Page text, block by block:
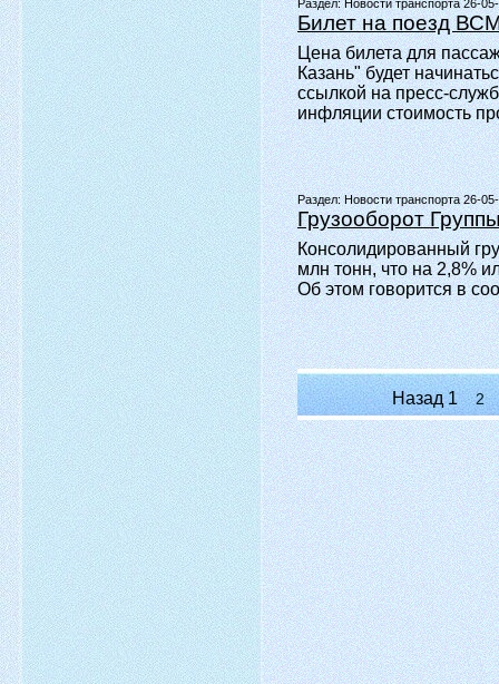
Раздел:Новости транспорта 26-
Билет на поезд
Цена билета для
Казань" будет
ссылкой на пресс-
инфляции стоимость
Раздел:Новости транспорта 26-
Грузооборот
Консолидированный
млн тонн, что на 2,8%
Об этом говорится в
Назад 1 2